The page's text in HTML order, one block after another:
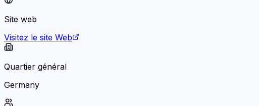
Site web
Visitez le site Web
Quartier général
Germany